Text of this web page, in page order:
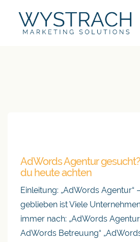
AdWords Agentur
du heute achten
Einleitung: „AdWords Agentur“
geblieben ist Viele
immer nach: „AdWords
AdWords Betreuung“